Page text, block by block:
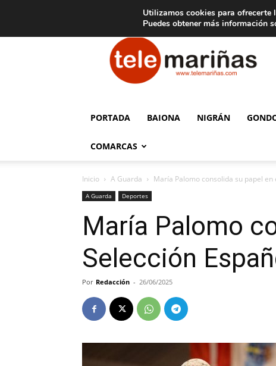
Aviso legal Tarifas de publicidad
Telemariñas
PORTADA BAIONA NIGRÁN
COMARCAS
Inicio A Guarda María Palomo consolida su papel
A Guarda Deportes
María Palomo
Selección
Por Redacción - 26/06/2025
Utilizamos cookies para ofrecerte
Puedes obtener más información